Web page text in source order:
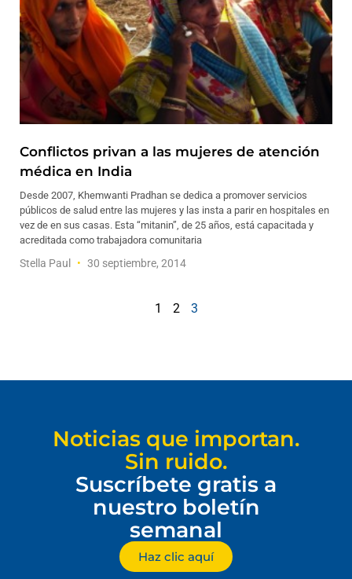
Conflictos privan a las mujeres de atención
médica en India
Desde 2007, Khemwanti Pradhan se dedica a promover servicios
públicos de salud entre las mujeres y las insta a parir en hospitales en
vez de en sus casas. Esta “mitanin”, de 25 años, está capacitada y
acreditada como trabajadora comunitaria
Stella Paul 30 septiembre, 2014
1 2 3
Noticias que importan.
Sin ruido.
Suscríbete gratis a
nuestro boletín
semanal
Haz clic aquí